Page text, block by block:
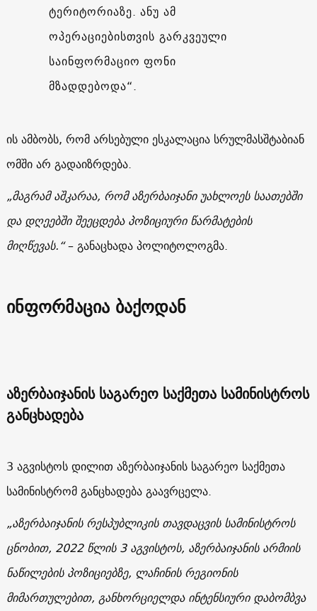
ტერიტორიაზე. ანუ ამ
ოპერაციებისთვის გარკვეული
საინფორმაციო ფონი
მზადდებოდა“.
ის ამბობს, რომ არსებული ესკალაცია სრულმასშტაბიან
ომში არ გადაიზრდება.
„მაგრამ აშკარაა, რომ აზერბაიჯანი უახლოეს საათებში
და დღეებში შეეცდება პოზიციური წარმატების
მიღწევას.“– განაცხადა პოლიტოლოგმა.
ინფორმაცია ბაქოდან
აზერბაიჯანის საგარეო საქმეთა სამინისტროს
განცხადება
3 აგვისტოს დილით აზერბაიჯანის საგარეო საქმეთა
სამინისტრომ განცხადება გაავრცელა.
„აზერბაიჯანის რესპუბლიკის თავდაცვის სამინისტროს
ცნობით, 2022 წლის 3 აგვისტოს, აზერბაიჯანის არმიის
ნაწილების პოზიციებზე, ლაჩინის რეგიონის
მიმართულებით, განხორციელდა ინტენსიური დაბომბვა